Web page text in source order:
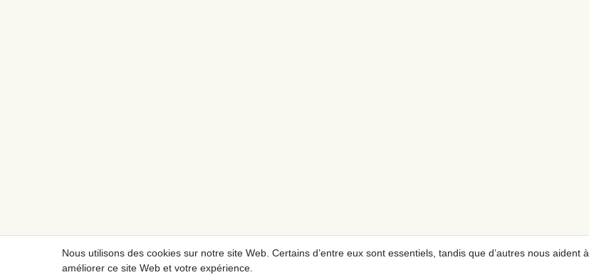
Nous utilisons des cookies sur notre site Web. Certains d’entre eux sont essentiels, tandis que d’autres nous aident à
améliorer ce site Web et votre expérience.